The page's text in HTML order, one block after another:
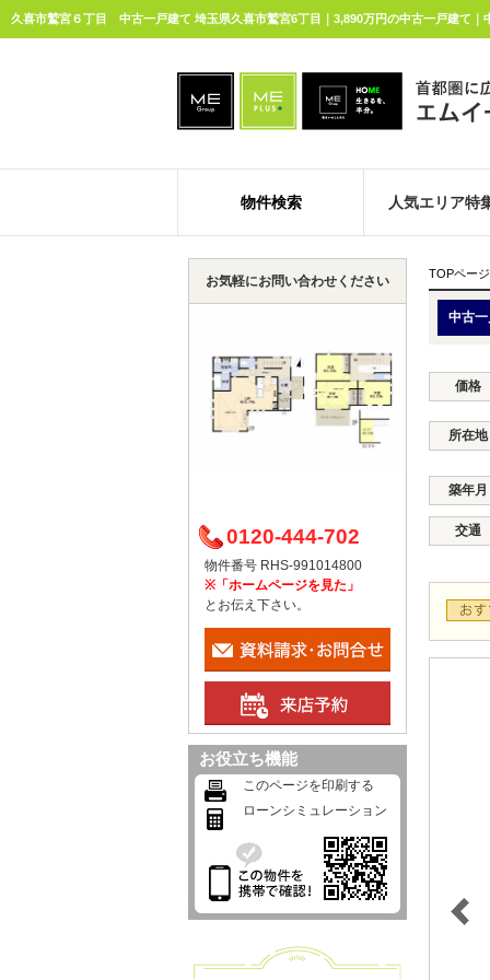
久喜市鷲宮６丁目 中古一戸建て 埼玉県久喜市鷲宮6丁目｜3,890万円の中古一戸建て｜
物件検索 人気エリア特
TOPページ
中古
価格
所在地
築年月
交通
お気軽にお問い合わせください
0120-444-702
物件番号 RHS-991014800
※「ホームページを見た」
とお伝え下さい。
お役立ち機能
このページを印刷する
ローンシミュレーション